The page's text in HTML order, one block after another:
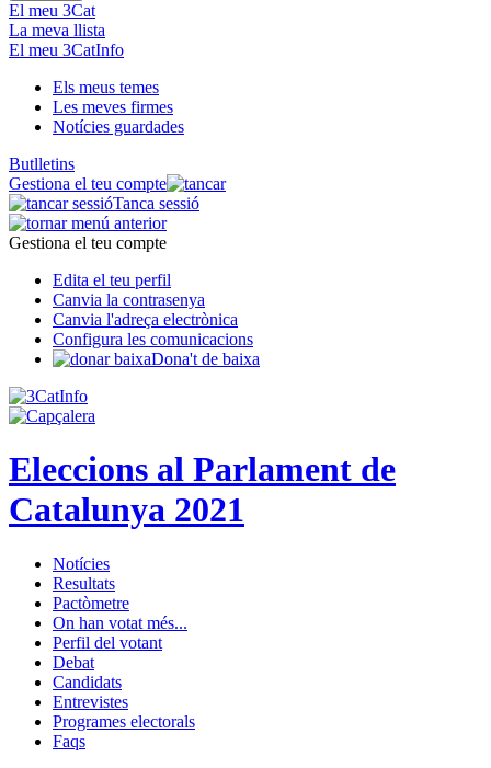
El meu 3Cat
La meva llista
El meu 3CatInfo
Els meus temes
Les meves firmes
Notícies guardades
Butlletins
Gestiona el teu compte
Tanca sessió
Gestiona el teu compte
Edita el teu perfil
Canvia la contrasenya
Canvia l'adreça electrònica
Configura les comunicacions
Dona't de baixa
Eleccions al Parlament de
Catalunya 2021
Notícies
Resultats
Pactòmetre
On han votat més...
Perfil del votant
Debat
Candidats
Entrevistes
Programes electorals
Faqs